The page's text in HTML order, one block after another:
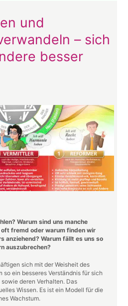
und
– sich
besser
Warum sind uns manche
oft fremd oder warum finden wir
anziehend? Warum fällt es uns so
auszubrechen?
sich mit der Weisheit des
so ein besseres Verständnis für sich
deren Verhalten. Das
Wissen. Es ist ein Modell für die
Wachstum.